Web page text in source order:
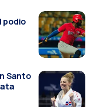
podio
Santo